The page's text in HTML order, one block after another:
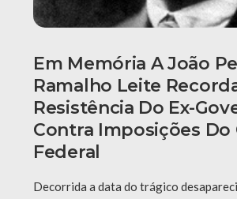
Em Memória A João
Ramalho Leite
Resistência Do Ex-
Contra Imposições Do
Federal
Decorrida a data do trágico